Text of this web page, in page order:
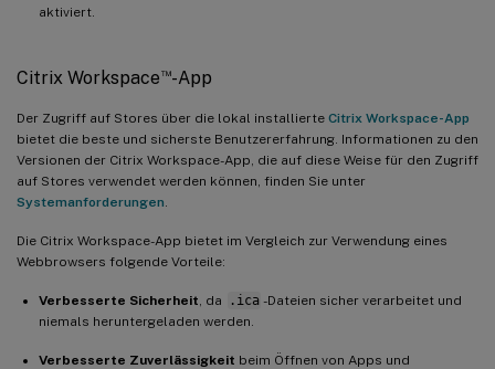
aktiviert.
Citrix Workspace™-App
Der Zugriff auf Stores über die lokal installierte Citrix Workspace-App
bietet die beste und sicherste Benutzererfahrung. Informationen zu den
Versionen der Citrix Workspace-App, die auf diese Weise für den Zugriff
auf Stores verwendet werden können, finden Sie unter
Systemanforderungen
Die Citrix Workspace-App bietet im Vergleich zur Verwendung eines
Webbrowsers folgende Vorteile:
Verbesserte Sicherheit , da .ica -Dateien sicher verarbeitet und
niemals heruntergeladen werden.
Verbesserte Zuverlässigkeit beim Öffnen von Apps und